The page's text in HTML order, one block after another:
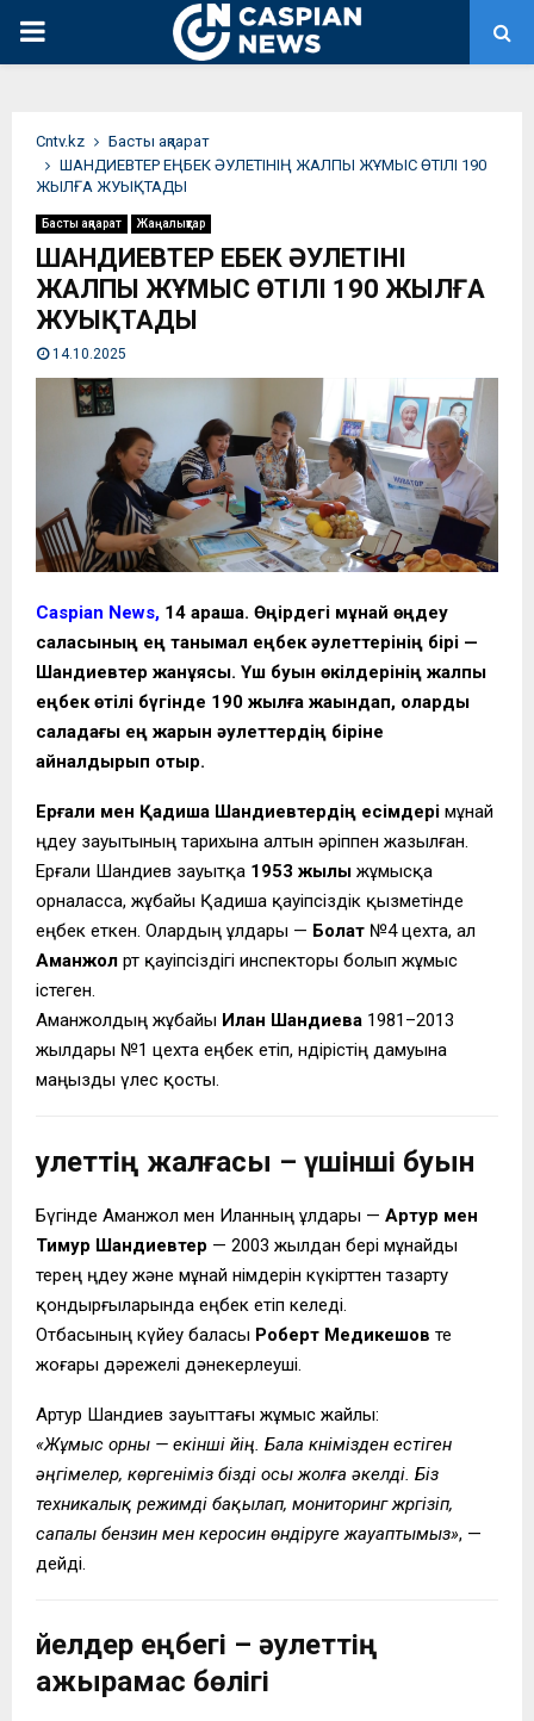
PRIMARY
Сntv.kz
Басты ақпарат
ШАНДИЕВТЕР ЕҢБЕК ӘУЛЕТІНІҢ ЖАЛПЫ ЖҰМЫС ӨТІЛІ 190
ЖЫЛҒА ЖУЫҚТАДЫ
Басты ақпарат Жаңалықтар
ШАНДИЕВТЕР ЕҢБЕК ӘУЛЕТІНІҢ
ЖАЛПЫ ЖҰМЫС ӨТІЛІ 190 ЖЫЛҒА
ЖУЫҚТАДЫ
14.10.2025
Caspian News, 14 қараша. Өңірдегі мұнай өңдеу
саласының ең танымал еңбек әулеттерінің бірі —
Шандиевтер жанұясы. Үш буын өкілдерінің жалпы
еңбек өтілі бүгінде 190 жылға жақындап, оларды
саладағы ең жарқын әулеттердің біріне
айналдырып отыр.
Ерғали мен Қадиша Шандиевтердің есімдері мұнай
өңдеу зауытының тарихына алтын әріппен жазылған.
Ерғали Шандиев зауытқа 1953 жылы жұмысқа
орналасса, жұбайы Қадиша қауіпсіздік қызметінде
еңбек еткен. Олардың ұлдары — Болат №4 цехта, ал
Аманжол өрт қауіпсіздігі инспекторы болып жұмыс
істеген.
Аманжолдың жұбайы Илан Шандиева 1981–2013
жылдары №1 цехта еңбек етіп, өндірістің дамуына
маңызды үлес қосты.
Әулеттің жалғасы – үшінші буын
Бүгінде Аманжол мен Иланның ұлдары — Артур мен
Тимур Шандиевтер — 2003 жылдан бері мұнайды
терең өңдеу және мұнай өнімдерін күкірттен тазарту
қондырғыларында еңбек етіп келеді.
Отбасының күйеу баласы Роберт Медикешов те
жоғары дәрежелі дәнекерлеуші.
Артур Шандиев зауыттағы жұмыс жайлы:
«Жұмыс орны — екінші үйің. Бала күнімізден естіген
әңгімелер, көргеніміз бізді осы жолға әкелді. Біз
техникалық режимді бақылап, мониторинг жүргізіп,
сапалы бензин мен керосин өндіруге жауаптымыз», —
дейді.
Әйелдер еңбегі – әулеттің
ажырамас бөлігі